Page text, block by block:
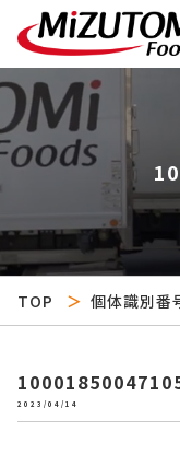
TOP 個体識別番
2023/04/14